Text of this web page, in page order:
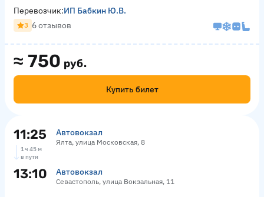
≈ 750 руб.
Купить билет
Перевозчик:ИП Бабкин Ю.В.
3 6 отзывов
11:25 Автовокзал
Ялта, улица Московская, 8
1 ч 45 м
в пути
13:10 Автовокзал
Севастополь, улица Вокзальная, 11